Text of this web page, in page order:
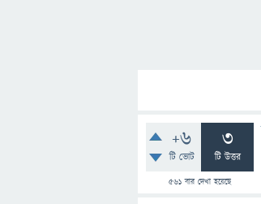
+6
টি ভোট
3
টি উত্তর
561 বার দেখা হয়েছে